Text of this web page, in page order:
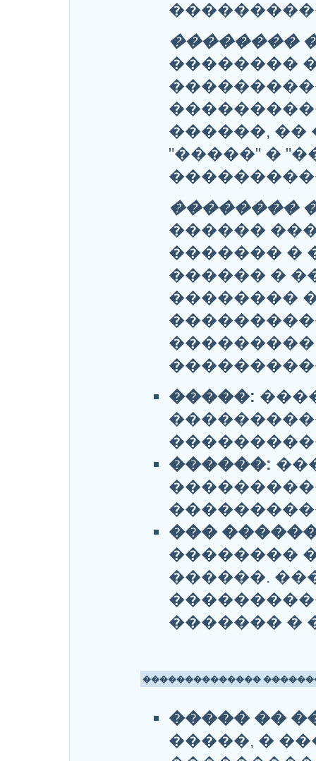
��������
��������
������, ��
"�����" �
��������
������
������� �
������ �
��������
�����:
������:
���
��������
������.
������� �
��������������
����� ��
�����, �